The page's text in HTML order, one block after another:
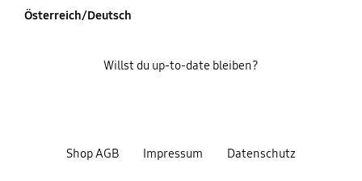
Österreich/Deutsch
Shop AGB Impressum Datenschutz
Willst du up-to-date bleiben?